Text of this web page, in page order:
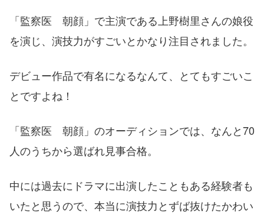
「監察医 朝顔」で主演である上野樹里さんの娘役
を演じ、演技力がすごいとかなり注目されました。
デビュー作品で有名になるなんて、とてもすごいこ
とですよね！
「監察医 朝顔」のオーディションでは、なんと70
人のうちから選ばれ見事合格。
中には過去にドラマに出演したこともある経験者も
いたと思うので、本当に演技力とずば抜けたかわい